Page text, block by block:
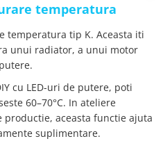
temperatura
temperatura tip K. Aceasta iti
unui radiator, a unui motor
cu LED-uri de putere, poti
60–70°C. In ateliere
productie, aceasta functie ajuta
suplimentare.